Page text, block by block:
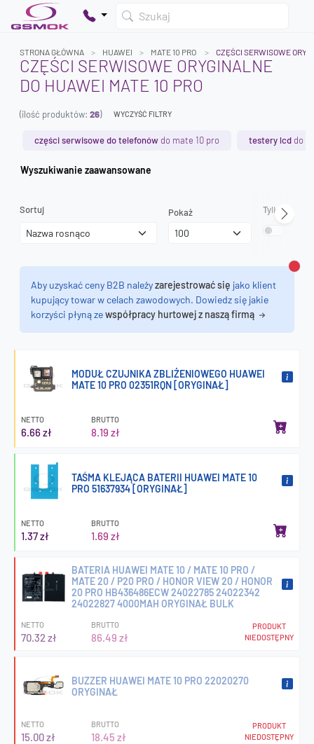
Szukaj
Dodaj produkty, aby kontynuować.
STRONA GŁÓWNA HUAWEI MATE 10 PRO CZĘŚCI SERWISOWE
CZĘŚCI SERWISOWE ORYGINALNE
DO HUAWEI MATE 10 PRO
(ilość produktów: 26) WYCZYŚĆ FILTRY
części serwisowe do telefonów do mate 10 pro testery lcd do
Wyszukiwanie zaawansowane
Sortuj Pokaż Tylko
Aby uzyskać ceny B2B należyzarejestrować się jako klient
kupujący towar w celach zawodowych. Dowiedz się jakie
korzyści płyną zewspółpracy hurtowej z naszą firmą
MODUŁ CZUJNIKA ZBLIŻENIOWEGO HUAWEI
MATE 10 PRO 02351RQN [ORYGINAŁ]
NETTO
6.66 zł
BRUTTO
8.19 zł
TAŚMA KLEJĄCA BATERII HUAWEI MATE 10
PRO 51637934 [ORYGINAŁ]
NETTO
1.37 zł
BRUTTO
1.69 zł
BATERIA HUAWEI MATE 10 / MATE 10 PRO /
MATE 20 / P20 PRO / HONOR VIEW 20 / HONOR
20 PRO HB436486ECW 24022785 24022342
24022827 4000MAH ORYGINAŁ BULK
NETTO
70.32 zł
BRUTTO
86.49 zł
PRODUKT
NIEDOSTĘPNY
BUZZER HUAWEI MATE 10 PRO 22020270
ORYGINAŁ
NETTO
15.00 zł
BRUTTO
18.45 zł
PRODUKT
NIEDOSTĘPNY